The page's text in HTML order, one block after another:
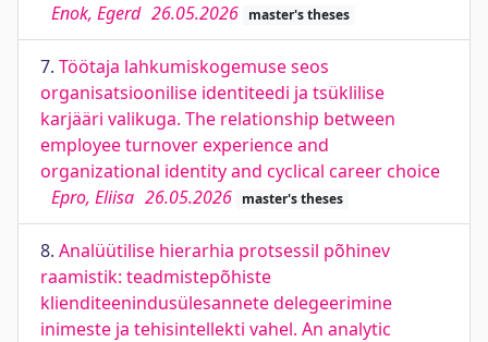
Enok, Egerd 26.05.2026 master's theses
7. Töötaja lahkumiskogemuse seos
organisatsioonilise identiteedi ja tsüklilise
karjääri valikuga. The relationship between
employee turnover experience and
organizational identity and cyclical career choice
Epro, Eliisa 26.05.2026 master's theses
8. Analüütilise hierarhia protsessil põhinev
raamistik: teadmistepõhiste
klienditeenindusülesannete delegeerimine
inimeste ja tehisintellekti vahel. An analytic